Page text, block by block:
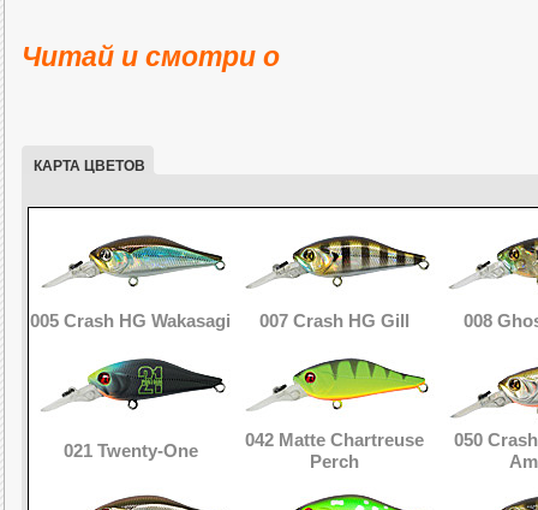
плавающий (F),
Читай и смотри о
КАРТА ЦВЕТОВ
005 Crash HG Wakasagi 007 Crash HG Gill 008
021 Twenty-One
042 Matte Chartreuse
Perch
050